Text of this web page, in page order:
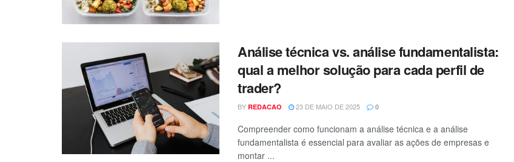
Análise técnica vs. análise fundamentalista:
qual a melhor solução para cada perfil de
trader?
BY REDACAO 23 DE MAIO DE 2025 0
Compreender como funcionam a análise técnica e a análise
fundamentalista é essencial para avaliar as ações de empresas e
montar ...